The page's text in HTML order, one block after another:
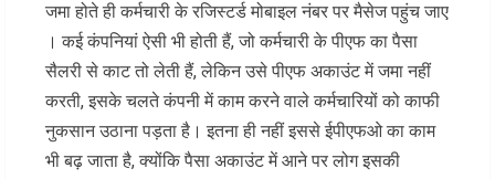
जमा होते ही कर्मचारी के रजिस्‍टर्ड मोबाइल नंबर पर मैसेज पहुंच जाए
। कई कंपनियां ऐसी भी होती हैं, जो कर्मचारी के पीएफ का पैसा
सैलरी से काट तो लेती हैं, लेकिन उसे पीएफ अकाउंट में जमा नहीं
करती, इसके चलते कंपनी में काम करने वाले कर्मचारियों को काफी
नुकसान उठाना पड़ता है। इतना ही नहीं इससे ईपीएफओ का काम
भी बढ़ जाता है, क्योंकि पैसा अकाउंट में आने पर लोग इसकी